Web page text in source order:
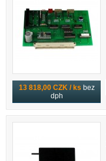
13 818,00 CZK / ks bez
dph